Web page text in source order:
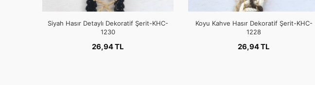
Siyah Hasır Detaylı Dekoratif Şerit-KHC-
1230
26,94 TL
Koyu Kahve Hasır Dekoratif Şerit-KHC-
1228
26,94 TL